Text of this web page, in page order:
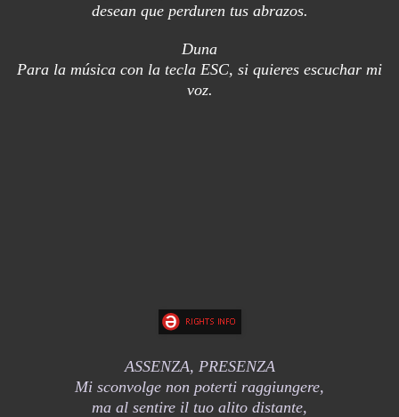
desean que perduren tus abrazos.
Duna
Para la música con la tecla ESC, si quieres escuchar mi
voz.
ASSENZA, PRESENZA
Mi sconvolge non poterti raggiungere,
ma al sentire il tuo alito distante,